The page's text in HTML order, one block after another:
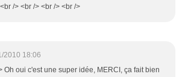
/> <br /> <br /> <br />
2010 18:06
Oh oui c'est une super idée, MERCI, ça fait bien